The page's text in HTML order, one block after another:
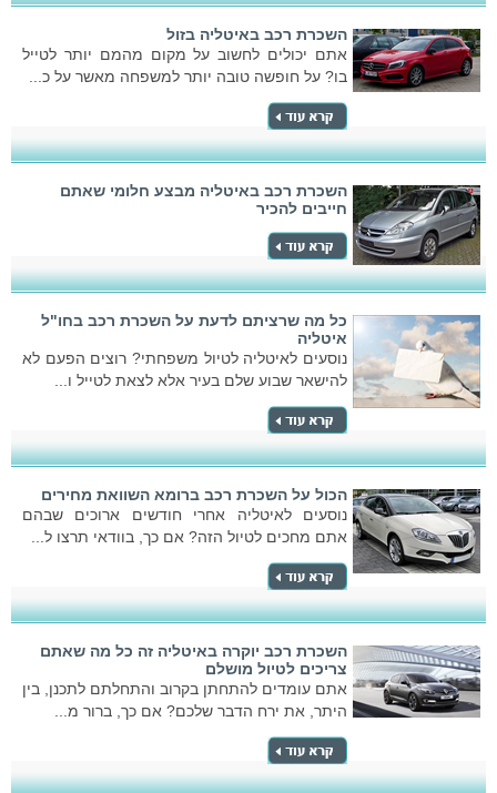
השכרת רכב באיטליה בזול
אתם יכולים לחשוב על מקום מהמם יותר לטייל
בו? על חופשה טובה יותר למשפחה מאשר על כ...
השכרת רכב באיטליה מבצע חלומי שאתם
חייבים להכיר
כל מה שרציתם לדעת על השכרת רכב בחו"ל
איטליה
נוסעים לאיטליה לטיול משפחתי? רוצים הפעם לא
להישאר שבוע שלם בעיר אלא לצאת לטייל ו...
הכול על השכרת רכב ברומא השוואת מחירים
נוסעים לאיטליה אחרי חודשים ארוכים שבהם
אתם מחכים לטיול הזה? אם כך, בוודאי תרצו ל...
השכרת רכב יוקרה באיטליה זה כל מה שאתם
צריכים לטיול מושלם
אתם עומדים להתחתן בקרוב והתחלתם לתכנן, בין
היתר, את ירח הדבר שלכם? אם כך, ברור מ...